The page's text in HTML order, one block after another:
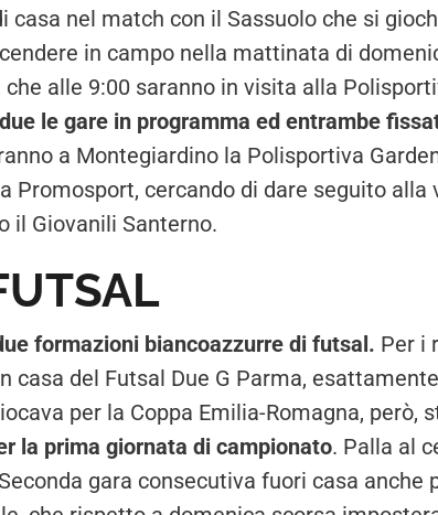
casa nel match con il Sassuolo che si
in campo nella mattinata di
che alle 9:00 saranno in visita alla
le gare in programma ed entrambe
a Montegiardino la Polisportiva
Promosport, cercando di dare seguito
il Giovanili Santerno.
formazioni biancoazzurre di futsal. Per i
casa del Futsal Due G Parma,
per la Coppa Emilia-Romagna, però,
la prima giornata di campionato. Palla al
gara consecutiva fuori casa anche